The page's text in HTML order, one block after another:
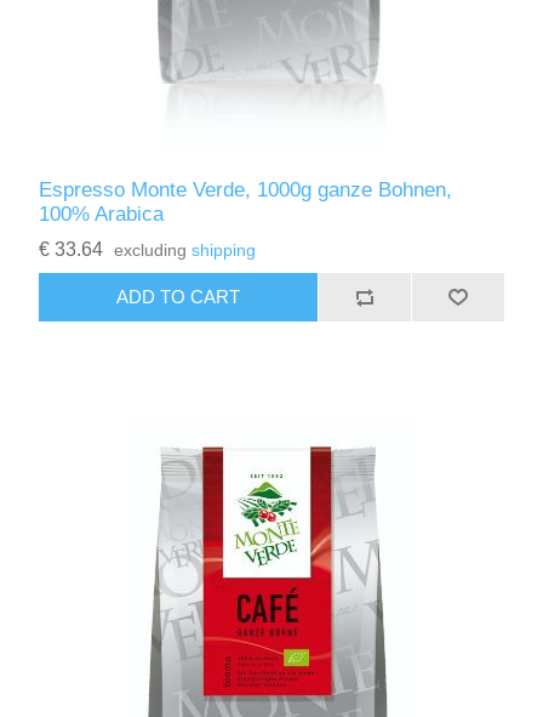
Espresso Monte Verde, 1000g ganze Bohnen,
100% Arabica
€ 33.64 excludingshipping
ADD TO CART